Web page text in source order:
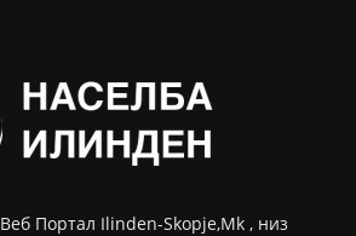
Портал Ilinden-Skopje,Mk , низ